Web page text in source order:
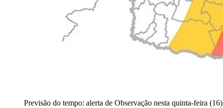
Previsão do tempo: alerta de Observação nesta quinta-feira